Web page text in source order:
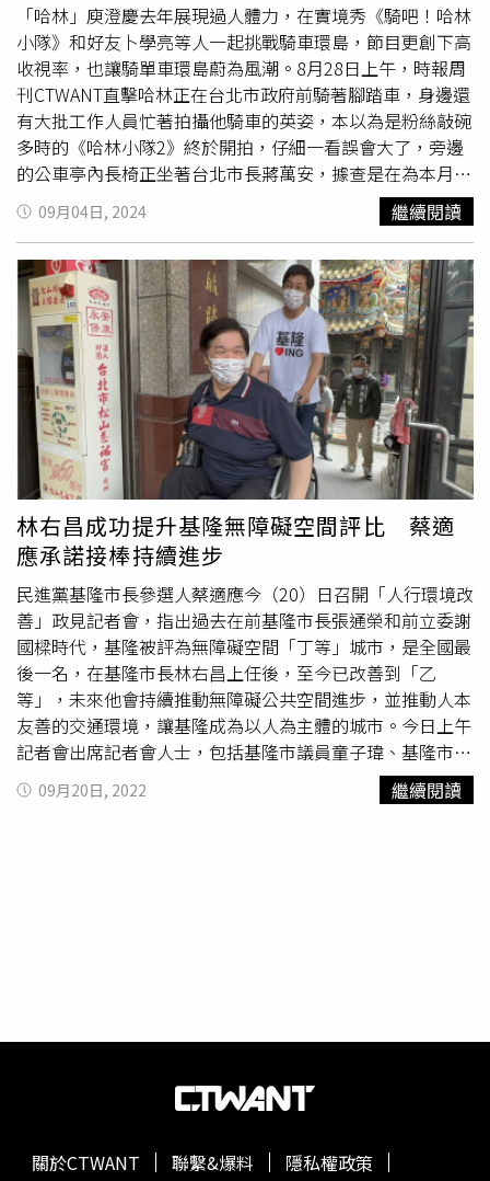
「哈林」庾澄慶去年展現過人體力，在實境秀《騎吧！哈林
小隊》和好友卜學亮等人一起挑戰騎車環島，節目更創下高
收視率，也讓騎單車環島蔚為風潮。8月28日上午，時報周
刊CTWANT直擊哈林正在台北市政府前騎著腳踏車，身邊還
有大批工作人員忙著拍攝他騎車的英姿，本以為是粉絲敲碗
多時的《哈林小隊2》終於開拍，仔細一看誤會大了，旁邊
的公車亭內長椅正坐著台北市長蔣萬安，據查是在為本月22
日的「
」拍攝公益廣告。哈林和台北市長蔣萬安
一同拍攝市政公益廣告時，兩人一見面就握手寒暄。（圖／
本刊攝影組）一早陽光就頗大，曬得哈林臉揪了起來。（圖
／本刊攝影組）台北市長蔣萬安一身西裝看來也相當悶熱，
手上拿著小電扇微微消暑。（圖／本刊攝影組）8月28日上
午9點多，台北市政府旁的公車站有著大批的工作人員正在
進行拍攝工作，拍攝的內容是穿著短袖、短褲，一身輕便服
裝的哈林，頂著烈日高溫正騎著YouBike微笑單車行經公車
亭，當他看到台北市長蔣萬安坐在站內長椅等車時，隨即將
單車停好，用著開心興奮且驚訝的表情演技向市長打招呼，
兩人親切握手後，接著就一起坐在椅子上聊天閒話家常，沒
多久後公車到站，市長搭上公車，哈林則繼續貌似悠閒地騎
著單車離開。拍攝劇情看似哈林在騎車時，遇上坐在公車站
候車亭的蔣萬安。（圖／本刊攝影組）哈林從蔣萬安後方冒
出的表情十分逗趣。（圖／本刊攝影組）雖然是歌手出身也
是節目主持人，但哈林演起戲來表情相當豐富。（圖／本刊
攝影組）哈林和蔣萬安一起坐在椅子上聊天閒話家常，哈林
還比出ROCKER的手勢感覺超嗨。（圖／本刊攝影組）利用
空檔時間，哈林與蔣萬安市長及工作人員合影留念。中午11
點左右，結束拍攝工作的市長，在隨扈的陪同下先行離開走
進市政府大樓，而哈林等人則轉往位於市府東南廣場6公尺
高熊讚絨毛氣偶前繼續工作，哈林還擺出跟台北市吉祥物熊
讚一模一樣的招牌手勢，相當逗趣。市政公益廣告拍攝一路
從上午9點多，直到接近中午才結束收工。因為當天氣溫逼
了好久不見的「奇葩臉」，不過又立刻做好表情控管切換成
場與友人聊了一會兒，上車離開後返回工作室，結束熱到爆
09月04日, 2024 繼續閱讀
林右昌成功提升基隆無障礙空間評比 蔡適
應承諾接棒持續進步
民進黨基隆市長參選人蔡適應今（20）日召開「人行環境改
善」政見記者會，指出過去在前基隆市長張通榮和前立委謝
國樑時代，基隆被評為無障礙空間「丁等」城市，是全國最
後一名，在基隆市長林右昌上任後，至今已改善到「乙
等」，未來他會持續推動無障礙公共空間進步，並推動人本
友善的交通環境，讓基隆成為以人為主體的城市。今日上午
記者會出席記者會人士，包括基隆市議員童子瑋、基隆市議
員參選人陳軍佐、基隆市不動產暨都市更新學會理事長周勝
傑、基隆市建築公會理事長亷貴晶，以及基隆市野百合文化
友善環境，蔡適應也說，架空纜線的地下化，也是一件重要
過往基隆市的公、私部門，在架設纜線上並沒有制度。他認
為，進步的城市不應該有蜘蛛網，清理架空纜線，在自己上
任市長後會持續辦理，並與路平專案整合，對象不僅是車，
更重要的是人，才能推動人本友善的交通環境，讓人成為這
09月20日, 2022 繼續閱讀
關於CTWANT 聯繫&爆料 隱私權政策